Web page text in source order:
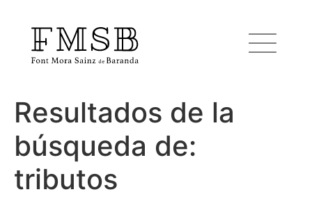
Inicio
Font Mora Sainz de Baranda
Resultados de la
búsqueda de:
tributos